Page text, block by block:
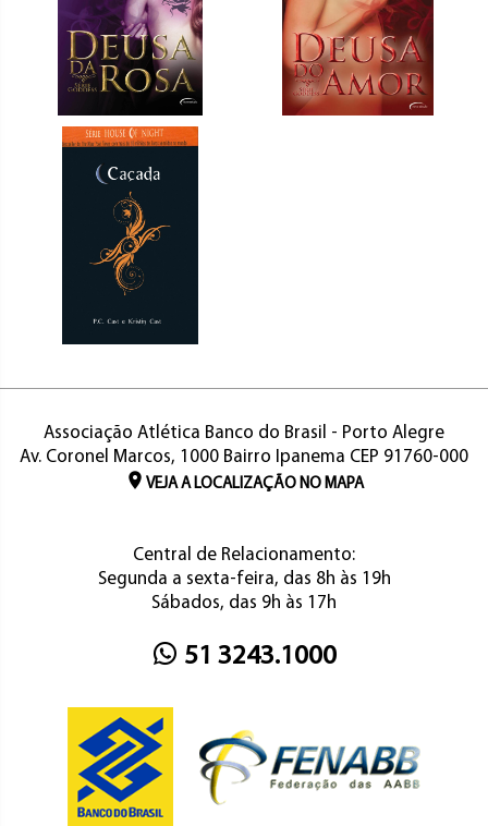
Associação Atlética Banco do Brasil - Porto Alegre
Av. Coronel Marcos, 1000 Bairro Ipanema CEP 91760-000
VEJA A LOCALIZAÇÃO NO MAPA
Central de Relacionamento:
Segunda a sexta-feira, das 8h às 19h
Sábados, das 9h às 17h
51 3243.1000